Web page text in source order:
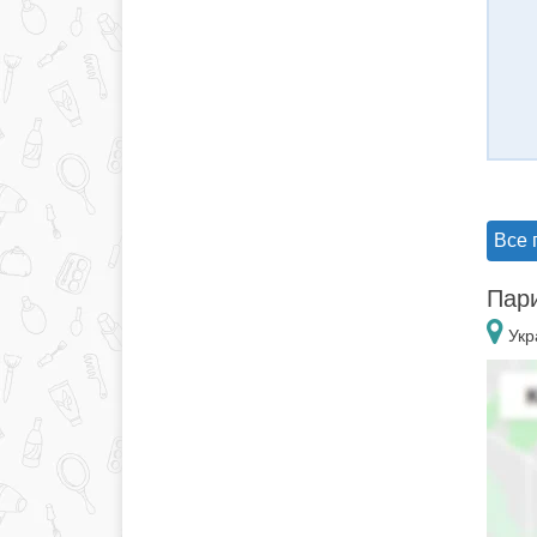
Все